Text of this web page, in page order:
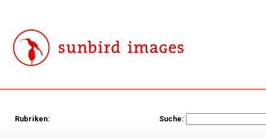
Rubriken: Suche: